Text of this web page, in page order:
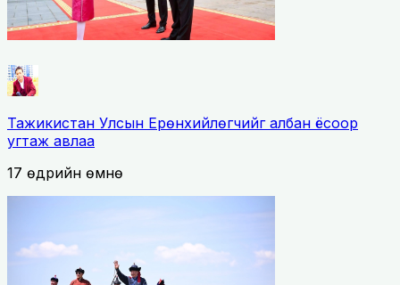
Тажикистан Улсын Ерөнхийлөгчийг албан ёсоор
угтаж авлаа
17 өдрийн өмнө